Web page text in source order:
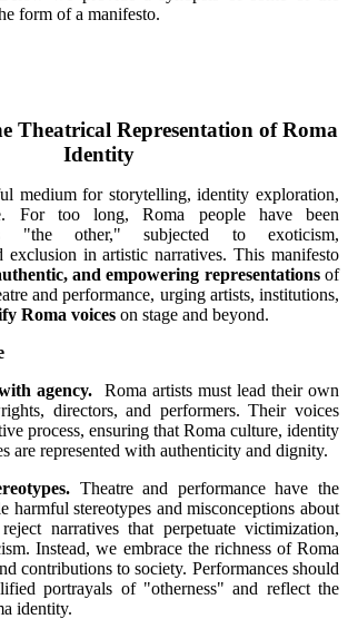
form of a manifesto.
Theatrical Representation of Roma
Identity
medium for storytelling, identity exploration,
For too long, Roma people have been
"the other," subjected to exoticism,
exclusion in artistic narratives. This manifesto
and empowering representationsof
and performance, urging artists, institutions,
Roma voices on stage and beyond.
agency. Roma artists must lead their own
directors, and performers. Their voices
process, ensuring that Roma culture, identity
are represented with authenticity and dignity.
Theatre and performance have the
harmful stereotypes and misconceptions about
narratives that perpetuate victimization,
Instead, we embrace the richness of Roma
contributions to society. Performances should
portrayals of "otherness" and reflect the
identity.